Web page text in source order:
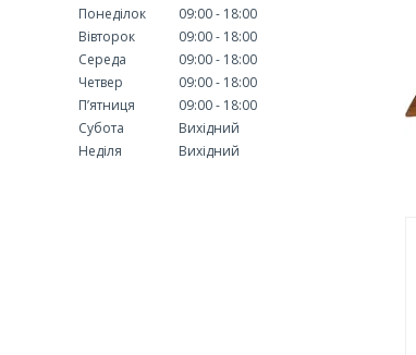
Понеділок 09:00
18:00
Вівторок
09:00
18:00
Середа
09:00
18:00
Четвер
09:00
18:00
Пʼятниця
09:00
18:00
Субота
Вихідний
Неділя
Вихідний